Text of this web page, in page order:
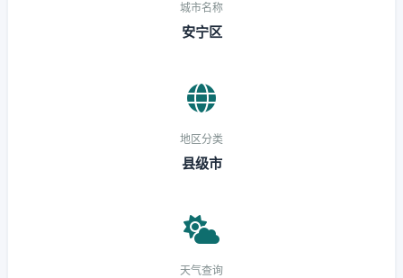
城市名称
安宁区
地区分类
县级市
天气查询